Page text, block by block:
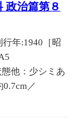
政治篇第８
年:1940［昭
他：少シミあ
0.7cm／